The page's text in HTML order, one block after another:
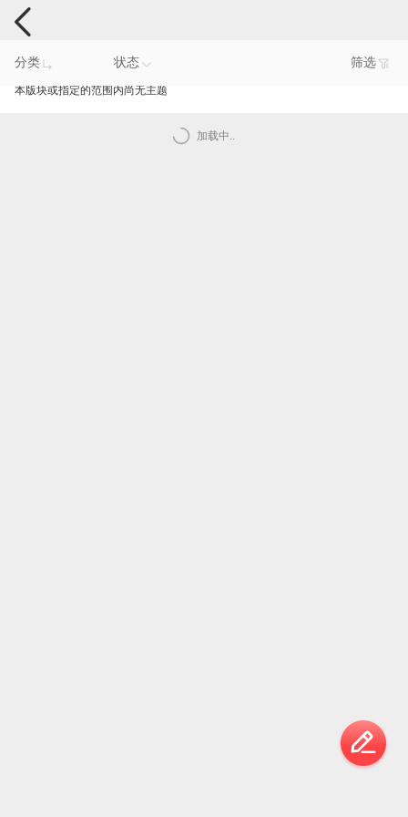
手机反馈
分类 状态 筛选
本版块或指定的范围内尚无主题
加载中..